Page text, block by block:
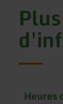
Plus
Heures